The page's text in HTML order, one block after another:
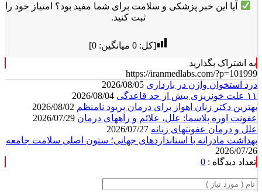
آیا این خبر پزشکی و سلامت برای شما مفید بود؟ امتیاز خود را
ثبت کنید.
[کل:0 میانگین:0
]
به اشتراک بگذارید
https://iranmedlabs.com/?p=101999
درد استخوان واژن در بارداری
۱۱ علت خونریزی بیش از حد قاعدگی
بهترین دکتر زنان اهواز برای درمان پریود نامنظم
عفونت اوره پلاسما: علل، علائم و راههای درمان
علل و درمان عفونتهای زنانه
بهداشت مادرانه با استانداردهای جهانی؛ ستون اصلی سلامت جامعه
2026/07/26
تعداد دیدگاه : 0